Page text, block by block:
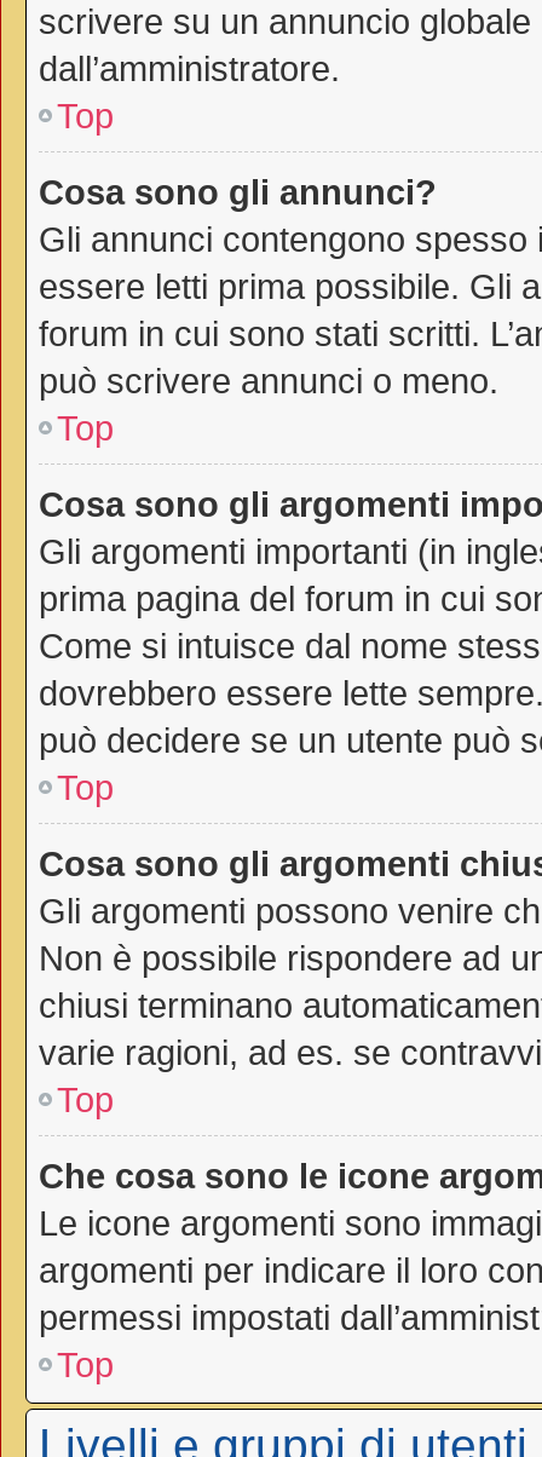
scrivere su un annuncio
dall’amministratore.
Top
Cosa sono gli annunci?
Gli annunci contengono
essere letti prima possibile. Gli
forum in cui sono stati scritti.
può scrivere annunci o meno.
Top
Cosa sono gli argomenti
Gli argomenti importanti (in
prima pagina del forum in cui
Come si intuisce dal nome
dovrebbero essere lette
può decidere se un utente può
Top
Cosa sono gli argomenti
Gli argomenti possono venire
Non è possibile rispondere ad
chiusi terminano
varie ragioni, ad es. se
Top
Che cosa sono le icone
Le icone argomenti sono
argomenti per indicare il loro
permessi impostati
Top
Livelli e gruppi di utenti